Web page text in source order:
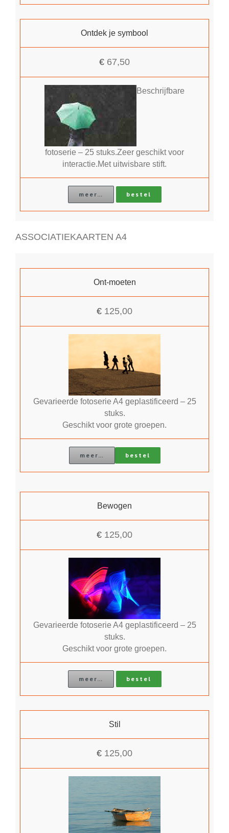
Ontdek je symbool
€ 67,50
Beschrijfbare
fotoserie – 25 stuks.Zeer geschikt voor
interactie.Met uitwisbare stift.
meer… bestel
ASSOCIATIEKAARTEN A4
Ont-moeten
€ 125,00
Gevarieerde fotoserie A4 geplastificeerd – 25
stuks.
Geschikt voor grote groepen.
meer… bestel
Bewogen
€ 125,00
Gevarieerde fotoserie A4 geplastificeerd – 25
stuks.
Geschikt voor grote groepen.
meer… bestel
Stil
€ 125,00